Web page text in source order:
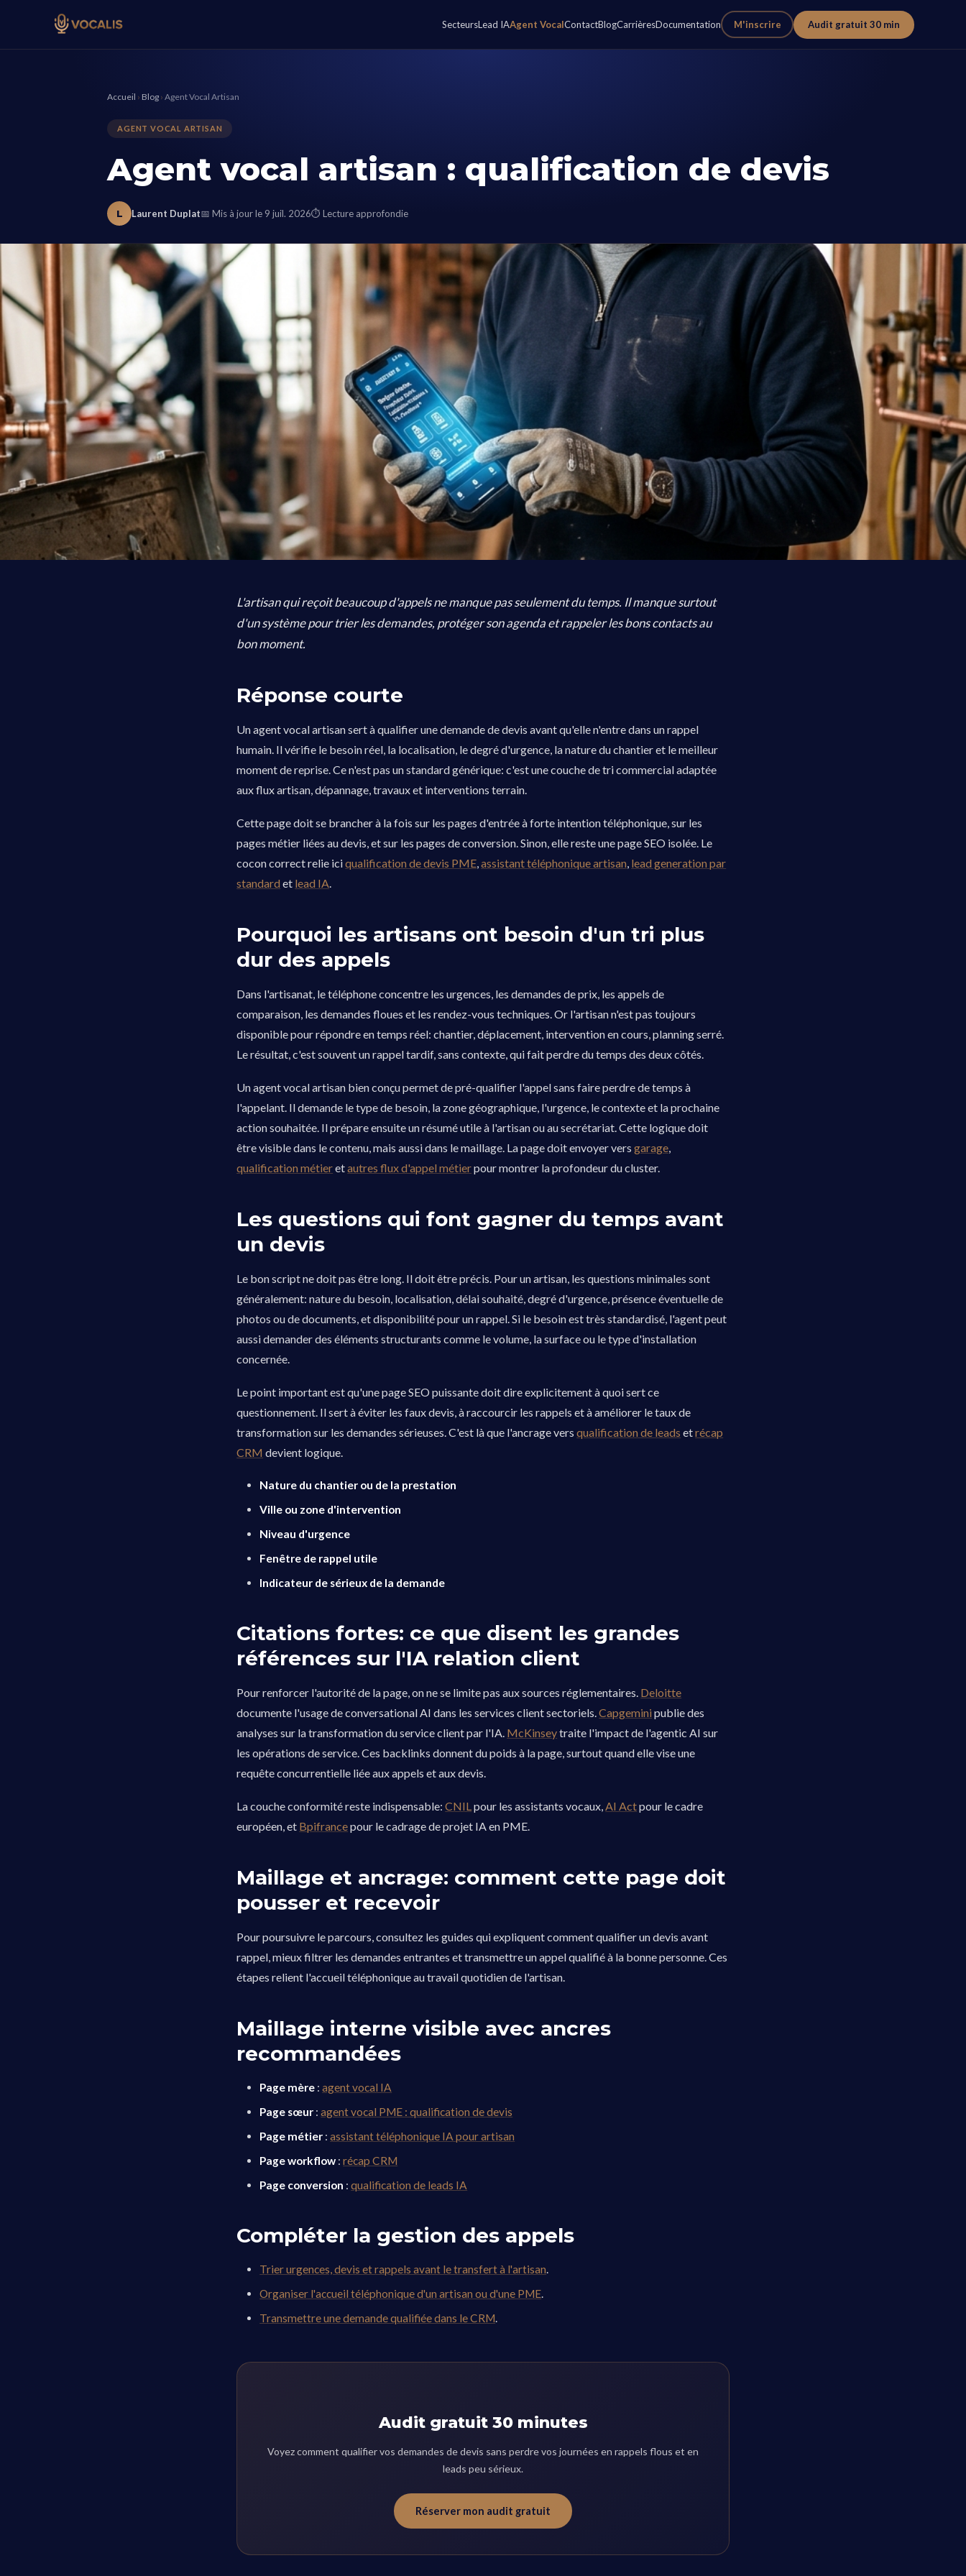
SecteursLead IAAgent VocalContactBlogCarrièresDocumentation M'inscrire Audit gratuit 30 min
Accueil › Blog › Agent Vocal Artisan
AGENT VOCAL ARTISAN
Agent vocal artisan : qualification de devis
L Laurent Duplat📅 Mis à jour le 9 juil. 2026⏱ Lecture approfondie
L'artisan qui reçoit beaucoup d'appels ne manque pas seulement du temps. Il manque surtout
d'un système pour trier les demandes, protéger son agenda et rappeler les bons contacts au
bon moment.
Réponse courte
Un agent vocal artisan sert à qualifier une demande de devis avant qu'elle n'entre dans un rappel
humain. Il vérifie le besoin réel, la localisation, le degré d'urgence, la nature du chantier et le meilleur
moment de reprise. Ce n'est pas un standard générique: c'est une couche de tri commercial adaptée
aux flux artisan, dépannage, travaux et interventions terrain.
Cette page doit se brancher à la fois sur les pages d'entrée à forte intention téléphonique, sur les
pages métier liées au devis, et sur les pages de conversion. Sinon, elle reste une page SEO isolée. Le
cocon correct relie iciqualification de devis PME,assistant téléphonique artisan, lead generation par
standard et lead IA.
Pourquoi les artisans ont besoin d'un tri plus
dur des appels
Dans l'artisanat, le téléphone concentre les urgences, les demandes de prix, les appels de
comparaison, les demandes floues et les rendez-vous techniques. Or l'artisan n'est pas toujours
disponible pour répondre en temps réel: chantier, déplacement, intervention en cours, planning serré.
Le résultat, c'est souvent un rappel tardif, sans contexte, qui fait perdre du temps des deux côtés.
Un agent vocal artisan bien conçu permet de pré-qualifier l'appel sans faire perdre de temps à
l'appelant. Il demande le type de besoin, la zone géographique, l'urgence, le contexte et la prochaine
action souhaitée. Il prépare ensuite un résumé utile à l'artisan ou au secrétariat. Cette logique doit
être visible dans le contenu, mais aussi dans le maillage. La page doit envoyer versgarage,
qualification métieretautres flux d'appel métierpour montrer la profondeur du cluster.
Les questions qui font gagner du temps avant
un devis
Le bon script ne doit pas être long. Il doit être précis. Pour un artisan, les questions minimales sont
généralement: nature du besoin, localisation, délai souhaité, degré d'urgence, présence éventuelle de
photos ou de documents, et disponibilité pour un rappel. Si le besoin est très standardisé, l'agent peut
aussi demander des éléments structurants comme le volume, la surface ou le type d'installation
concernée.
Le point important est qu'une page SEO puissante doit dire explicitement à quoi sert ce
questionnement. Il sert à éviter les faux devis, à raccourcir les rappels et à améliorer le taux de
transformation sur les demandes sérieuses. C'est là que l'ancrage versqualification de leads etrécap
CRM devient logique.
Nature du chantier ou de la prestation
Ville ou zone d'intervention
Niveau d'urgence
Fenêtre de rappel utile
Indicateur de sérieux de la demande
Citations fortes: ce que disent les grandes
références sur l'IA relation client
Pour renforcer l'autorité de la page, on ne se limite pas aux sources réglementaires. Deloitte
documente l'usage de conversational AI dans les services client sectoriels.Capgemini publie des
analyses sur la transformation du service client par l'IA. McKinseytraite l'impact de l'agentic AI sur
les opérations de service. Ces backlinks donnent du poids à la page, surtout quand elle vise une
requête concurrentielle liée aux appels et aux devis.
La couche conformité reste indispensable:CNILpour les assistants vocaux,AI Actpour le cadre
européen, et Bpifrancepour le cadrage de projet IA en PME.
Maillage et ancrage: comment cette page doit
pousser et recevoir
Pour poursuivre le parcours, consultez les guides qui expliquent comment qualifier un devis avant
rappel, mieux filtrer les demandes entrantes et transmettre un appel qualifié à la bonne personne. Ces
étapes relient l'accueil téléphonique au travail quotidien de l'artisan.
Maillage interne visible avec ancres
recommandées
Page mère :agent vocal IA
Page sœur :agent vocal PME : qualification de devis
Page métier :assistant téléphonique IA pour artisan
Page workflow :récap CRM
Page conversion :qualification de leads IA
Compléter la gestion des appels
Trier urgences, devis et rappels avant le transfert à l'artisan.
Organiser l'accueil téléphonique d'un artisan ou d'une PME.
Transmettre une demande qualifiée dans le CRM.
Audit gratuit 30 minutes
Voyez comment qualifier vos demandes de devis sans perdre vos journées en rappels flous et en
leads peu sérieux.
Réserver mon audit gratuit